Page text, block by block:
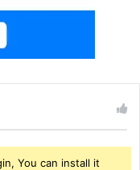
You can install it